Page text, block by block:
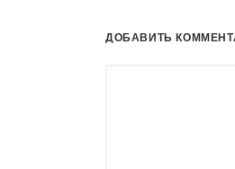
ДОБАВИТЬ